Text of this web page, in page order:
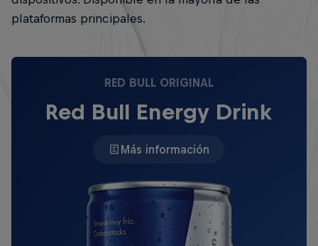
plataformas principales.
RED BULL ORIGINAL
Red Bull Energy Drink
Más información